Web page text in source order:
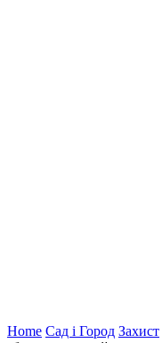
Home Сад і Город Захист